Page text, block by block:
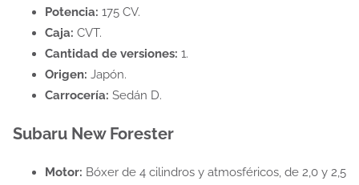
Potencia: 175 CV.
Caja: CVT.
Cantidad de versiones: 1.
Origen: Japón.
Carrocería: Sedán D.
Subaru New Forester
Motor: Bóxer de 4 cilindros y atmosféricos, de 2,0 y 2,5